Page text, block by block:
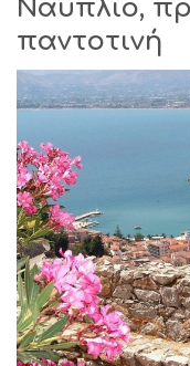
Ναύπλιο,
παντοτινή